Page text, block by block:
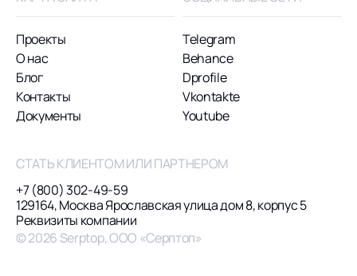
Проекты
О нас
Блог
Контакты
Документы
Telegram
Behance
Dprofile
Vkontakte
Youtube
СТАТЬ КЛИЕНТОМ ИЛИ ПАРТНЕРОМ
+7 (800) 302-49-59
129164, Москва Ярославская улица дом 8, корпус 5
Реквизиты компании
© 2026 Serptop, ООО «Серптоп»